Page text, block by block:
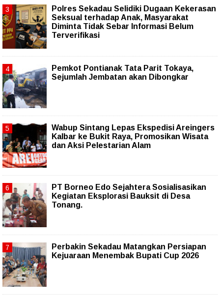
Polres Sekadau Selidiki Dugaan Kekerasan
Seksual terhadap Anak, Masyarakat
Diminta Tidak Sebar Informasi Belum
Terverifikasi
Pemkot Pontianak Tata Parit Tokaya,
Sejumlah Jembatan akan Dibongkar
Wabup Sintang Lepas Ekspedisi Areingers
Kalbar ke Bukit Raya, Promosikan Wisata
dan Aksi Pelestarian Alam
PT Borneo Edo Sejahtera Sosialisasikan
Kegiatan Eksplorasi Bauksit di Desa
Tonang.
Perbakin Sekadau Matangkan Persiapan
Kejuaraan Menembak Bupati Cup 2026